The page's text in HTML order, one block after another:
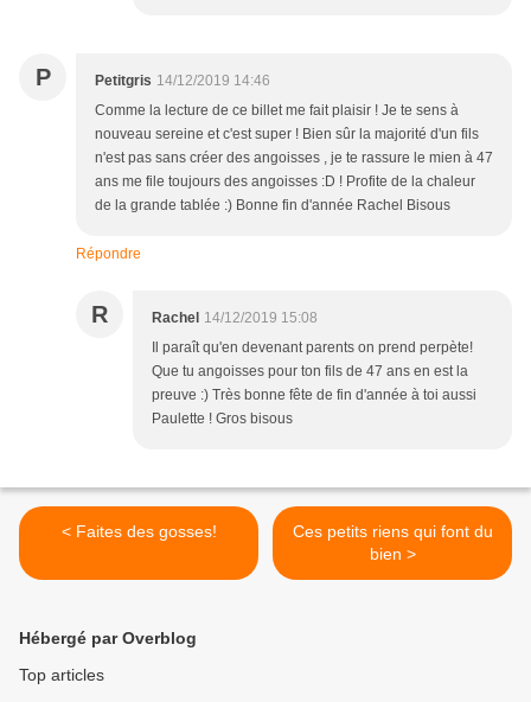
P Petitgris 14/12/2019 14:46
Comme la lecture de ce billet me fait plaisir ! Je te sens à
nouveau sereine et c'est super ! Bien sûr la majorité d'un fils
n'est pas sans créer des angoisses , je te rassure le mien à 47
ans me file toujours des angoisses :D ! Profite de la chaleur
de la grande tablée :) Bonne fin d'année Rachel Bisous
Répondre
R Rachel 14/12/2019 15:08
Il paraît qu'en devenant parents on prend perpète!
Que tu angoisses pour ton fils de 47 ans en est la
preuve :) Très bonne fête de fin d'année à toi aussi
Paulette ! Gros bisous
< Faites des gosses!
Ces petits riens qui font du
bien >
Hébergé par Overblog
Top articles